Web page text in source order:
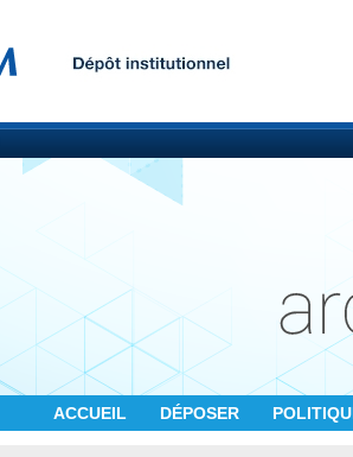
ACCUEIL DÉPOSER